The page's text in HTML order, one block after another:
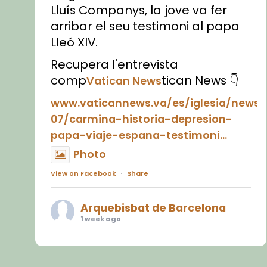
Lluís Companys, la jove va fer
arribar el seu testimoni al papa
Lleó XIV.
Recupera l'entrevista
compVatican Newstican News 👇
www.vaticannews.va/es/iglesia/news/
07/carmina-historia-depresion-
papa-viaje-espana-testimoni...
Photo
View on Facebook · Share
Arquebisbat de Barcelona
1 week ago